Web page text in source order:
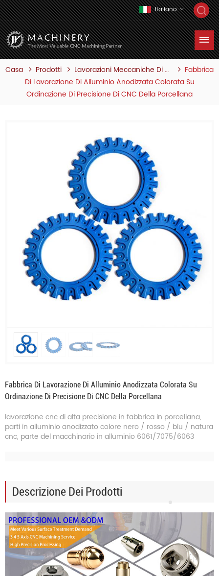
Italiano
Casa Prodotti Lavorazioni Meccaniche Di Precisione Cnc
Fabbrica
Di Lavorazione Di Alluminio Anodizzata Colorata Su
Ordinazione Di Precisione Di CNC Della Porcellana
Fabbrica Di Lavorazione Di Alluminio Anodizzata Colorata Su
Ordinazione Di Precisione Di CNC Della Porcellana
lavorazione cnc di alta precisione in fabbrica in porcellana,
parti in alluminio anodizzato colore nero / rosso / blu / natura
cnc, parte del macchinario in alluminio 6061/7075/6063
Descrizione Dei Prodotti